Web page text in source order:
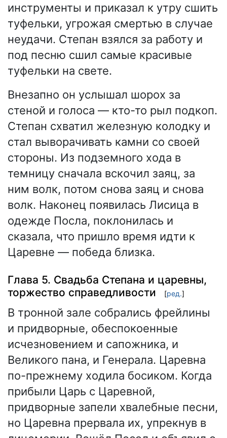
инструменты и приказал к утру сшить
туфельки, угрожая смертью в случае
неудачи. Степан взялся за работу и
под песню сшил самые красивые
туфельки на свете.
Внезапно он услышал шорох за
стеной и голоса — кто-то рыл подкоп.
Степан схватил железную колодку и
стал выворачивать камни со своей
стороны. Из подземного хода в
темницу сначала вскочил заяц, за
ним волк, потом снова заяц и снова
волк. Наконец появилась Лисица в
одежде Посла, поклонилась и
сказала, что пришло время идти к
Царевне — победа близка.
Глава 5. Свадьба Степана и царевны,
торжество справедливости
[ред.]
В тронной зале собрались фрейлины
и придворные, обеспокоенные
исчезновением и сапожника, и
Великого пана, и Генерала. Царевна
по-прежнему ходила босиком. Когда
прибыли Царь с Царевной,
придворные запели хвалебные песни,
но Царевна прервала их, упрекнув в